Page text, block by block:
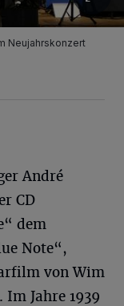
Neujahrskonzert
André
CD
dem
Note“,
von Wim
Im Jahre 1939